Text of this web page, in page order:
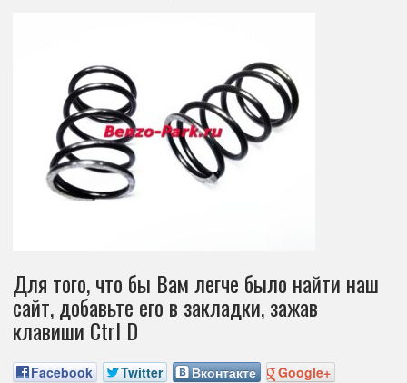
Для того, что бы Вам легче было найти наш
сайт, добавьте его в закладки, зажав
клавиши Ctrl D
Facebook Twitter Вконтакте Google+